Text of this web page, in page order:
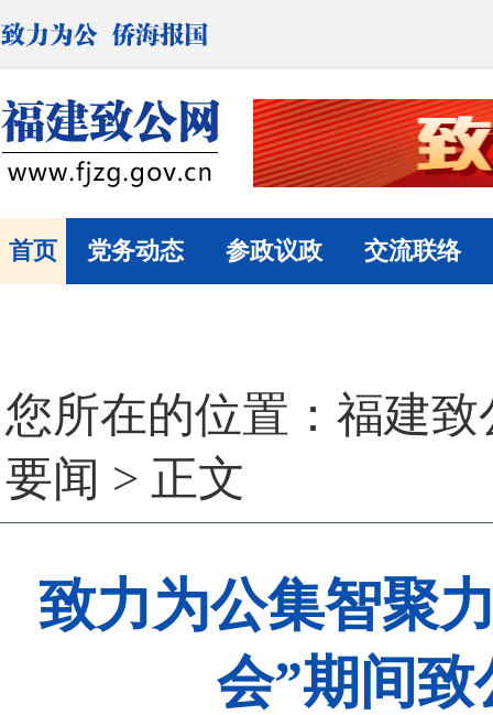
首页 党务动态 参政议政 交流联络
您所在的位置： 福建致
要闻 > 正文
致力为公集智聚
会”期间